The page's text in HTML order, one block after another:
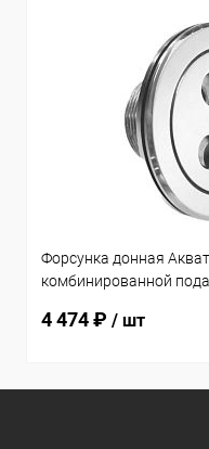
Форсунка донная
комбинированной
4 474 ₽ / шт